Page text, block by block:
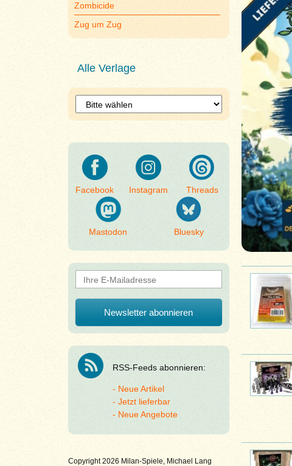
Zombicide
Zug um Zug
Alle Verlage
Facebook Instagram Threads
Mastodon Bluesky
RSS-Feeds abonnieren:
Neue Artikel
Jetzt lieferbar
Neue Angebote
Copyright 2026 Milan-Spiele, Michael Lang